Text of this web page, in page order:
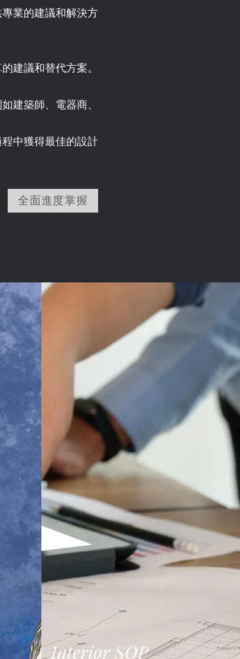
業的建議和解決方
建議和替代方案。
建築師、電器商、
中獲得最佳的設計
全面進度掌握
Interior SOP